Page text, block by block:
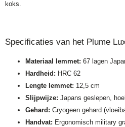
koks.
Specificaties van het Plume
Materiaal lemmet: 67 lagen
Hardheid: HRC 62
Lengte lemmet: 12,5 cm
Slijpwijze: Japans geslepen,
Gehard: Cryogeen gehard
Handvat: Ergonomisch military